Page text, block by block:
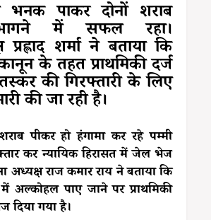
पाकर दोनों शराब
में सफल रहा।
प्रह्लाद शर्मा ने बताया कि
के तहत प्राथमिकी दर्ज
की गिरफ्तारी के लिए
की जा रही है।
पीकर हो हंगामा कर रहे पम्मी
कर न्यायिक हिरासत में जेल भेज
अध्यक्ष राज कमार राय ने बताया कि
अल्कोहल पाए जाने पर प्राथमिकी
दिया गया है।